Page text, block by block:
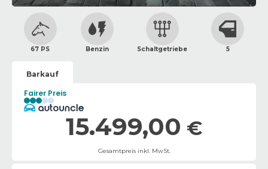
67 PS Benzin Schaltgetriebe 5
Barkauf
Fairer Preis
15.499,00 €
Gesamtpreis inkl. MwSt.